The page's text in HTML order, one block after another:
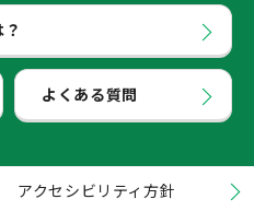
よくある質問
アクセシビリティ方針